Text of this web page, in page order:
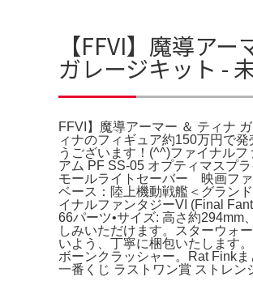
【FFVI】魔導ア
ガレージキット -
FFVI】魔導アーマー ＆ ティナ
ィナのフィギュア約150万円で
うございます！(^^)ファイナル
アム PF SS-05 オプティマスプ
モールライトセーバー 映画フ
ベース：陸上機動戦艦＜グラン
イナルファンタジーVI (Final
66パーツ•サイズ: 高さ約294mm
しみいただけます。スターウォ
いよう、丁寧に梱包いたします
ボーンクラッシャー。Rat Fink
一番くじ ラストワン賞 ストレン